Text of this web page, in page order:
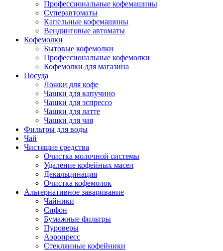
Профессиональные кофемашины
Суперавтоматы
Капельные кофемашины
Вендинговые автоматы
Кофемолки
Бытовые кофемолки
Профессиональные кофемолки
Кофемолки для магазина
Посуда
Ложки для кофе
Чашки для капучино
Чашки для эспрессо
Чашки для латте
Чашки для чая
Фильтры для воды
Чай
Чистящие средства
Очистка молочной системы
Удаление кофейных масел
Декальцинация
Очистка кофемолок
Альтернативное заваривание
Чайники
Сифон
Бумажные фильтры
Пуроверы
Аэропресс
Стеклянные кофейники